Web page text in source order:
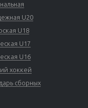
U20
U18
U17
U16
хоккей
сборных